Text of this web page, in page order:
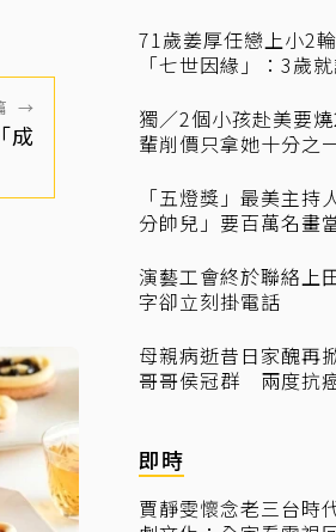
→
成
71歲姜厚任戀上小2
「七世因緣」：3歲
獨／2個小孩赴美要
輩削價只拿她十分之
「五燈獎」最美主持
分帥兒」要百萬名畫
演藝工會終於聯絡上
字卻立刻掛電話
母親病逝昔日家醜再
哥哥侯冠群 兩度抗
即時
賈靜雯懷念老三台時